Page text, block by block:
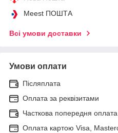
Meest ПОШТА
Всі умови доставки
Умови оплати
Післяплата
Оплата за реквізитами
Часткова попередня
Оплата картою Visa,